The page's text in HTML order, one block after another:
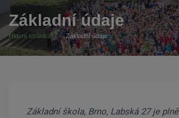
Základní údaje
Hlavní stránka Základní údaje
Základní škola, Brno, Labská 27 je plně